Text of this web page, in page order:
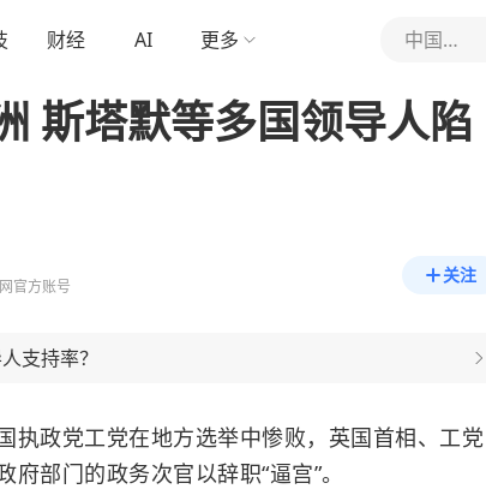
财经 AI 更多 中国新闻网
斯塔默等多国领导人陷
官方账号
关注
支持率？
政党工党在地方选举中惨败，英国首相、工党
部门的政务次官以辞职“逼宫”。